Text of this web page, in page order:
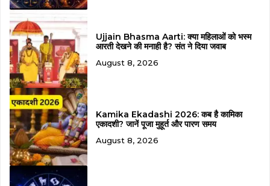
Ujjain Bhasma Aarti: क्या महिलाओं को भस्म
आरती देखने की मनाही है? संत ने दिया जवाब
August 8, 2026
Kamika Ekadashi 2026: कब है कामिका
एकादशी? जानें पूजा मुहूर्त और पारण समय
August 8, 2026